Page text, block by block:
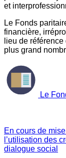
et
Le Fonds
financière,
lieu de
plus grand
Le
En cours de
l’utilisation des
dialogue social